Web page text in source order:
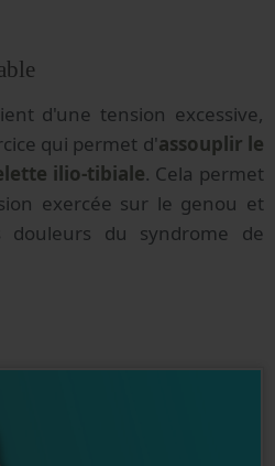
d'une tension excessive,
qui permet d'assouplir le
ilio-tibiale. Cela permet
exercée sur le genou et
du syndrome de